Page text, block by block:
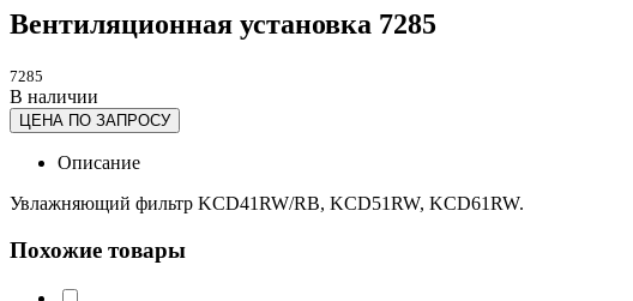
Вентиляционная установка 7285
7285
В наличии
ЦЕНА ПО ЗАПРОСУ
Описание
Увлажняющий фильтр KCD41RW/RB, KCD51RW, KCD61RW.
Похожие товары